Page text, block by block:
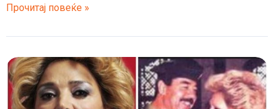
ЦИА
помогнала
на
Садам
во
конфликтот
Прочитај повеќе »